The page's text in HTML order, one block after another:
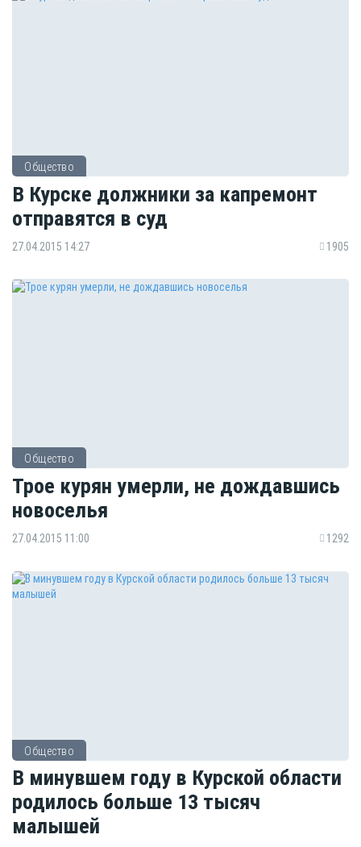
Общество
В Курске должники за капремонт
отправятся в суд
27.04.2015 14:27 1905
Общество
Трое курян умерли, не дождавшись
новоселья
27.04.2015 11:00 1292
Общество
В минувшем году в Курской области
родилось больше 13 тысяч
малышей